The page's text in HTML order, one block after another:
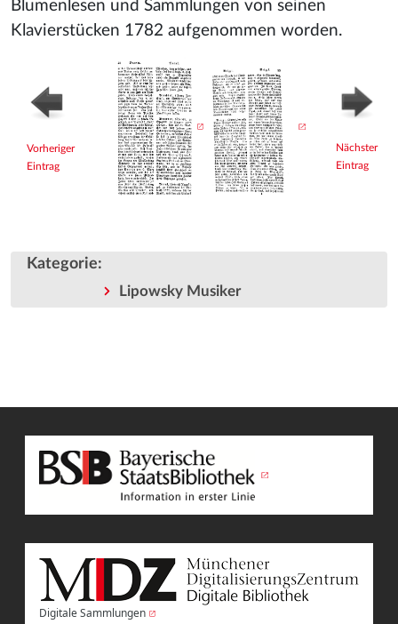
Blumenlesen und Sammlungen von seinen
Klavierstücken 1782 aufgenommen worden.
Vorheriger
Eintrag
Nächster
Eintrag
Kategorie:
Lipowsky Musiker
Digitale Sammlungen